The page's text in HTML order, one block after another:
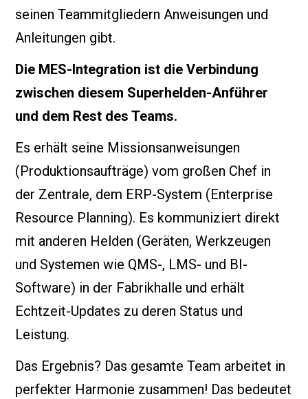
seinen Teammitgliedern Anweisungen und
Anleitungen gibt.
Die MES-Integration ist die Verbindung
zwischen diesem Superhelden-Anführer
und dem Rest des Teams.
Es erhält seine Missionsanweisungen
(Produktionsaufträge) vom großen Chef in
der Zentrale, dem ERP-System (Enterprise
Resource Planning). Es kommuniziert direkt
mit anderen Helden (Geräten, Werkzeugen
und Systemen wie QMS-, LMS- und BI-
Software) in der Fabrikhalle und erhält
Echtzeit-Updates zu deren Status und
Leistung.
Das Ergebnis? Das gesamte Team arbeitet in
perfekter Harmonie zusammen! Das bedeutet